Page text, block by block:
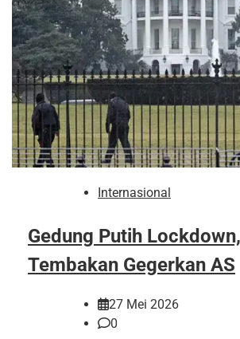
Internasional
Gedung Putih
Tembakan Gegerkan AS
27 Mei 2026
0